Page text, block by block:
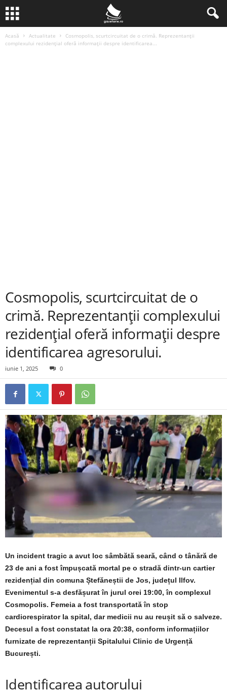
Acasă Actualitate
Cosmopolis, scurtcircuitat de o crimă. Reprezentanții
complexului rezidențial oferă informații despre identificarea...
Cosmopolis, scurtcircuitat de o
crimă. Reprezentanții complexului
rezidențial oferă informații despre
identificarea agresorului.
iunie 1, 2025 0
Un incident tragic a avut loc sâmbătă seară, când o tânără de
23 de ani a fost împușcată mortal pe o stradă dintr-un cartier
rezidențial din comuna Ștefăneștii de Jos, județul Ilfov.
Evenimentul s-a desfășurat în jurul orei 19:00, în complexul
Cosmopolis. Femeia a fost transportată în stop
cardiorespirator la spital, dar medicii nu au reușit să o salveze.
Decesul a fost constatat la ora 20:38, conform informațiilor
furnizate de reprezentanții Spitalului Clinic de Urgență
București.
Identificarea autorului